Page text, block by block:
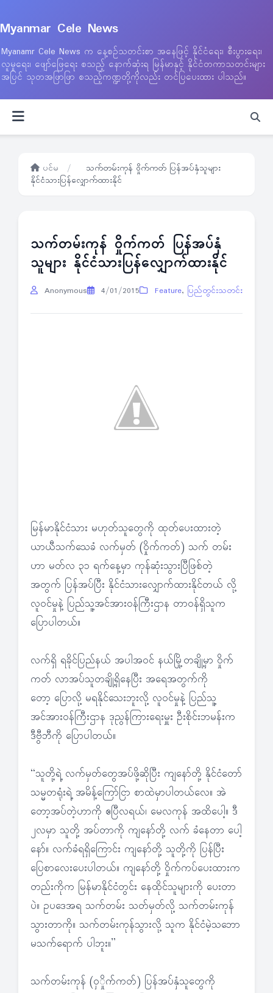
Myanmar Cele News
Myanamr Cele News က နေ့စဉ်သတင်းစာ အနေဖြင့် နိုင်ငံရေး၊ စီးပွားရေး၊
လူမှုရေး၊ ဖျော်ဖြေရေး စသည့် နောက်ဆုံးရ မြန်မာနှင့် နိုင်ငံတကာသတင်းများ
အပြင် သုတအဖြာဖြာ စသည့်ကဏ္ဍတို့ကိုလည်း တင်ပြပေးထား ပါသည်။
ပင်မ /
သက်တမ်းကုန် ဝှိုက်ကတ် ပြန်အပ်နှံသူများ
နိုင်ငံသားပြန်လျှောက်ထားနိုင်
သက်တမ်းကုန် ဝှိုက်ကတ် ပြန်အပ်နှံ
သူများ နိုင်ငံသားပြန်လျှောက်ထားနိုင်
Anonymous 4/01/2015 Feature, ပြည်တွင်းသတင်း
မြန်မာနိုင်ငံသား မဟုတ်သူတွေကို ထုတ်ပေးထားတဲ့
ယာယီသက်သေခံ လက်မှတ် (ဝှိုက်ကတ်) သက် တမ်း
ဟာ မတ်လ ၃၁ ရက်နေ့မှာ ကုန်ဆုံးသွားပြီဖြစ်တဲ့
အတွက် ပြန်အပ်ပြီး နိုင်ငံသားလျှောက်ထားနိုင်တယ် လို့
လူဝင်မှုနဲ့ ပြည်သူ့အင်အားဝန်ကြီးဌာန တာဝန်ရှိသူက
ပြောပါတယ်။
လက်ရှိ ရခိုင်ပြည်နယ် အပါအဝင် နယ်မြို့တချို့မှာ ဝှိုက်
ကတ် လာအပ်သူတချို့ရှိနေပြီး အရေအတွက်ကို
တော့ ပြောလို့ မရနိုင်သေးဘူးလို့ လူဝင်မှုနဲ့ ပြည်သူ့
အင်အားဝန်ကြီးဌာန ဒုညွန်ကြားရေးမှူး ဦးစိုင်းဘမန်းက
ဒီဗွီဘီကို ပြောပါတယ်။
“သူတို့ရဲ့ လက်မှတ်တွေအပ်ဖို့ဆိုပြီး ကျနော်တို့ နိုင်ငံတော်
သမ္မတရုံးရဲ့ အမိန့်ကြော်ငြာ စာထဲမှာပါတယ်လေ။ အဲ
တော့အပ်တဲ့ဟာကို ဧပြီလရယ်၊ မေလကုန် အထိပေါ့။ ဒီ
၂လမှာ သူတို့ အပ်တာကို ကျနော်တို့ လက် ခံနေတာ ပေါ့
နော်။ လက်ခံရရှိကြောင်း ကျနော်တို့ သူတို့ကို ပြန်ပြီး
ပြေစာလေးပေးပါတယ်။ ကျနော်တို့ ဝှိုက်ကပ်ပေးထားက
တည်းကိုက မြန်မာနိုင်ငံတွင်း နေထိုင်သူများကို ပေးတာ
ပဲ။ ဥပဒေအရ သက်တမ်း သတ်မှတ်လို့ သက်တမ်းကုန်
သွားတာကို။ သက်တမ်းကုန်သွားလို့ သူက နိုင်ငံမဲ့သဘော
မသက်ရောက် ပါဘူး။”
သက်တမ်းကုန် (ဝှှိုက်ကတ်) ပြန်အပ်နှံသူတွေကို